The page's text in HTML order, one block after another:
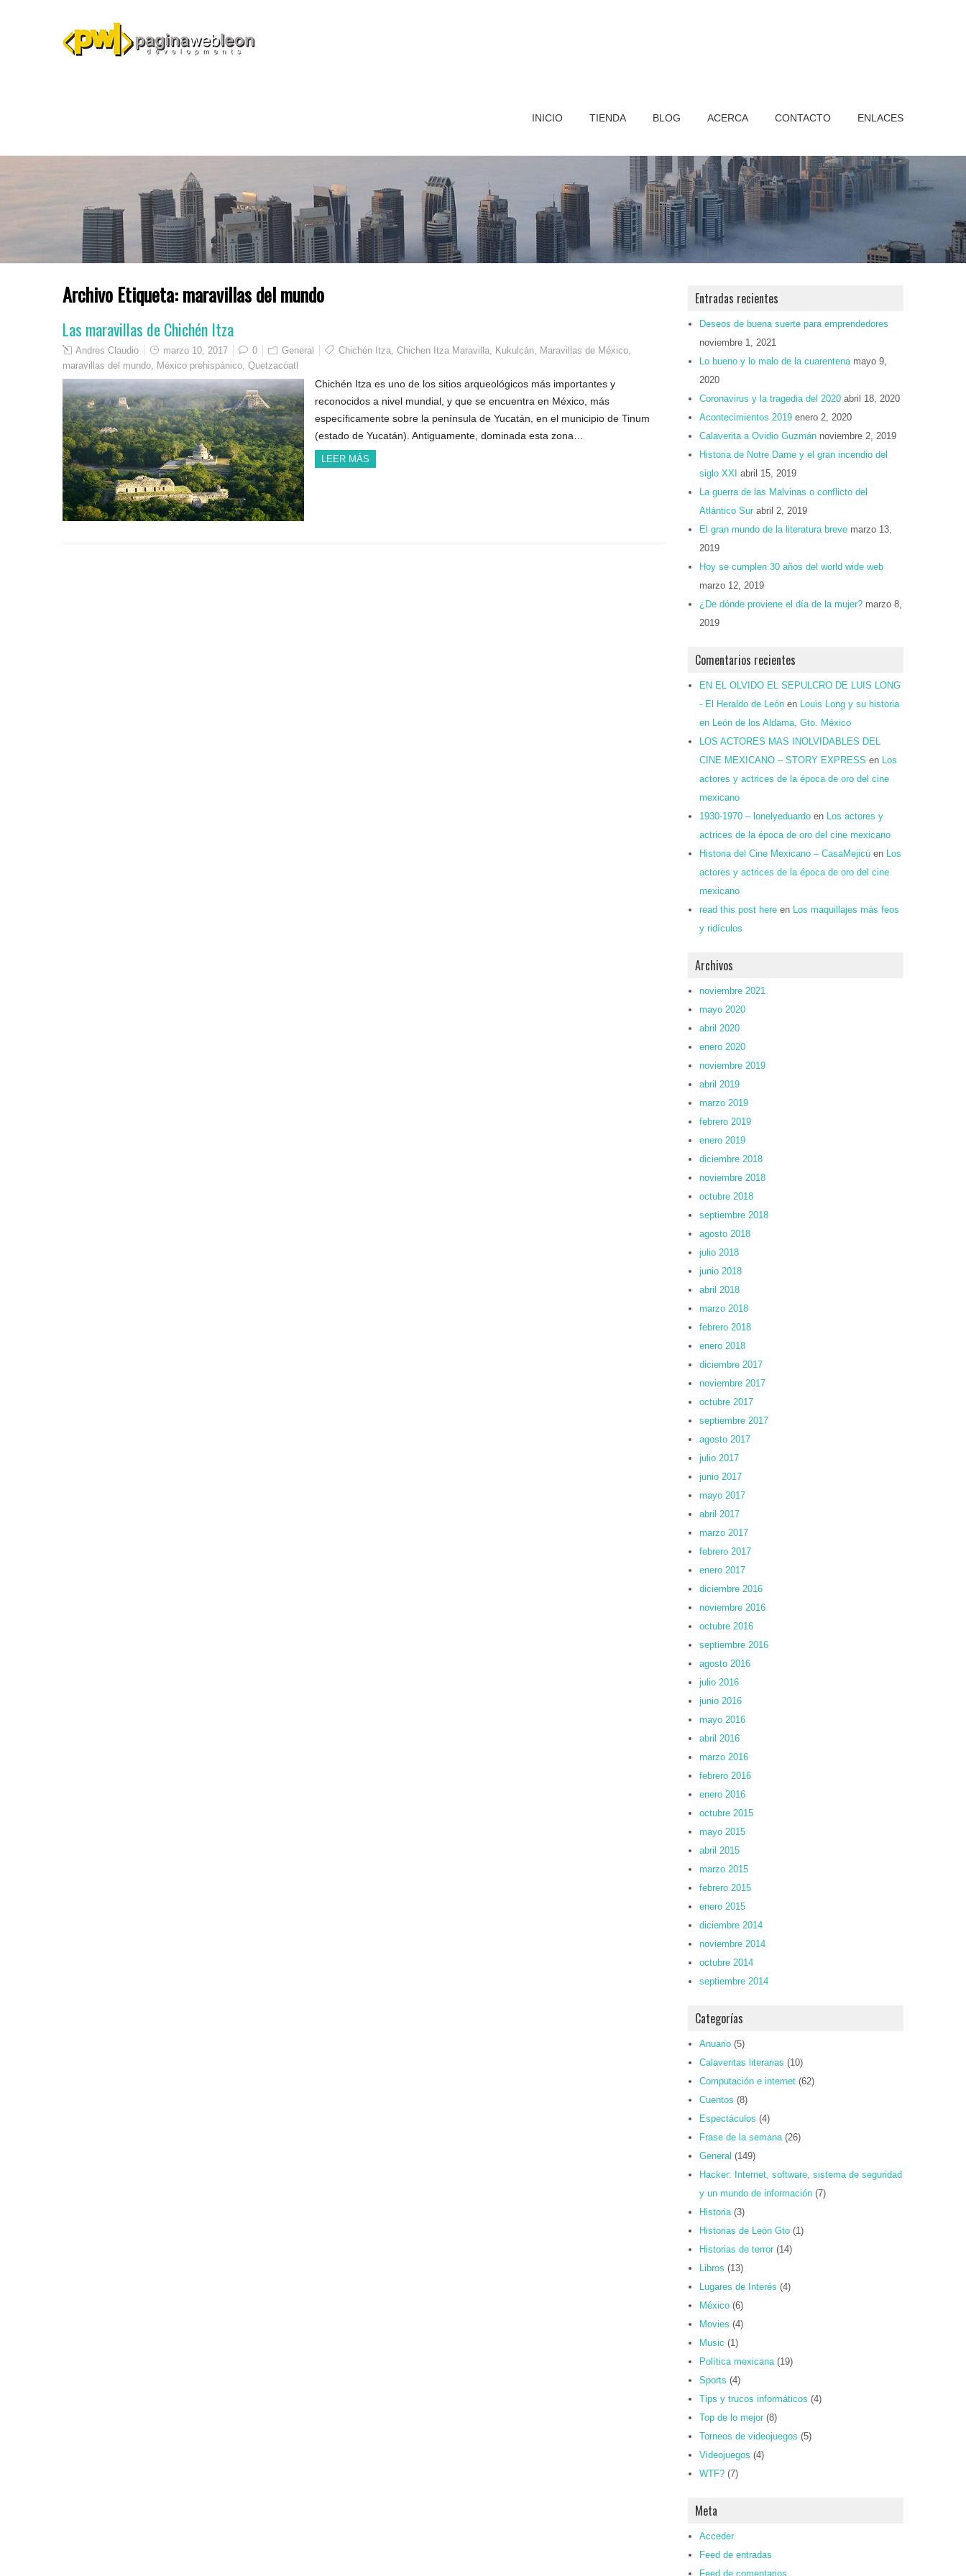
INICIO TIENDA BLOG ACERCA CONTACTO ENLACES
Archivo Etiqueta:maravillas del mundo
Las maravillas de Chichén Itza
Andres Claudio marzo 10, 2017 0 General Chichén Itza, Chichen Itza Maravilla, Kukulcán, Maravillas de México,
maravillas del mundo, México prehispánico, Quetzacóatl
Chichén Itza es uno de los sitios arqueológicos más importantes y
reconocidos a nivel mundial, y que se encuentra en México, más
específicamente sobre la península de Yucatán, en el municipio de Tinum
(estado de Yucatán). Antiguamente, dominada esta zona…
LEER MÁS
Entradas recientes
Deseos de buena suerte para emprendedores
noviembre 1, 2021
Lo bueno y lo malo de la cuarentena mayo 9,
2020
Coronavirus y la tragedia del 2020 abril 18, 2020
Acontecimientos 2019 enero 2, 2020
Calaverita a Ovidio Guzmán noviembre 2, 2019
Historia de Notre Dame y el gran incendio del
siglo XXI abril 15, 2019
La guerra de las Malvinas o conflicto del
Atlántico Sur abril 2, 2019
El gran mundo de la literatura breve marzo 13,
2019
Hoy se cumplen 30 años del world wide web
marzo 12, 2019
¿De dónde proviene el día de la mujer? marzo 8,
2019
Comentarios recientes
EN EL OLVIDO EL SEPULCRO DE LUIS LONG
- El Heraldo de León en Louis Long y su historia
en León de los Aldama, Gto. México
LOS ACTORES MAS INOLVIDABLES DEL
CINE MEXICANO – STORY EXPRESS en Los
actores y actrices de la época de oro del cine
mexicano
1930-1970 – lonelyeduardo en Los actores y
actrices de la época de oro del cine mexicano
Historia del Cine Mexicano – CasaMejicú en Los
actores y actrices de la época de oro del cine
mexicano
read this post here en Los maquillajes más feos
y ridículos
Archivos
noviembre 2021
mayo 2020
abril 2020
enero 2020
noviembre 2019
abril 2019
marzo 2019
febrero 2019
enero 2019
diciembre 2018
noviembre 2018
octubre 2018
septiembre 2018
agosto 2018
julio 2018
junio 2018
abril 2018
marzo 2018
febrero 2018
enero 2018
diciembre 2017
noviembre 2017
octubre 2017
septiembre 2017
agosto 2017
julio 2017
junio 2017
mayo 2017
abril 2017
marzo 2017
febrero 2017
enero 2017
diciembre 2016
noviembre 2016
octubre 2016
septiembre 2016
agosto 2016
julio 2016
junio 2016
mayo 2016
abril 2016
marzo 2016
febrero 2016
enero 2016
octubre 2015
mayo 2015
abril 2015
marzo 2015
febrero 2015
enero 2015
diciembre 2014
noviembre 2014
octubre 2014
septiembre 2014
Categorías
Anuario (5)
Calaveritas literarias (10)
Computación e internet (62)
Cuentos (8)
Espectáculos (4)
Frase de la semana(26)
General (149)
Hacker: Internet, software, sistema de seguridad
y un mundo de información (7)
Historia(3)
Historias de León Gto (1)
Historias de terror (14)
Libros (13)
Lugares de Interés (4)
México (6)
Movies (4)
Music (1)
Política mexicana(19)
Sports (4)
Tips y trucos informáticos (4)
Top de lo mejor (8)
Torneos de videojuegos (5)
Videojuegos (4)
WTF? (7)
Meta
Acceder
Feed de entradas
Feed de comentarios